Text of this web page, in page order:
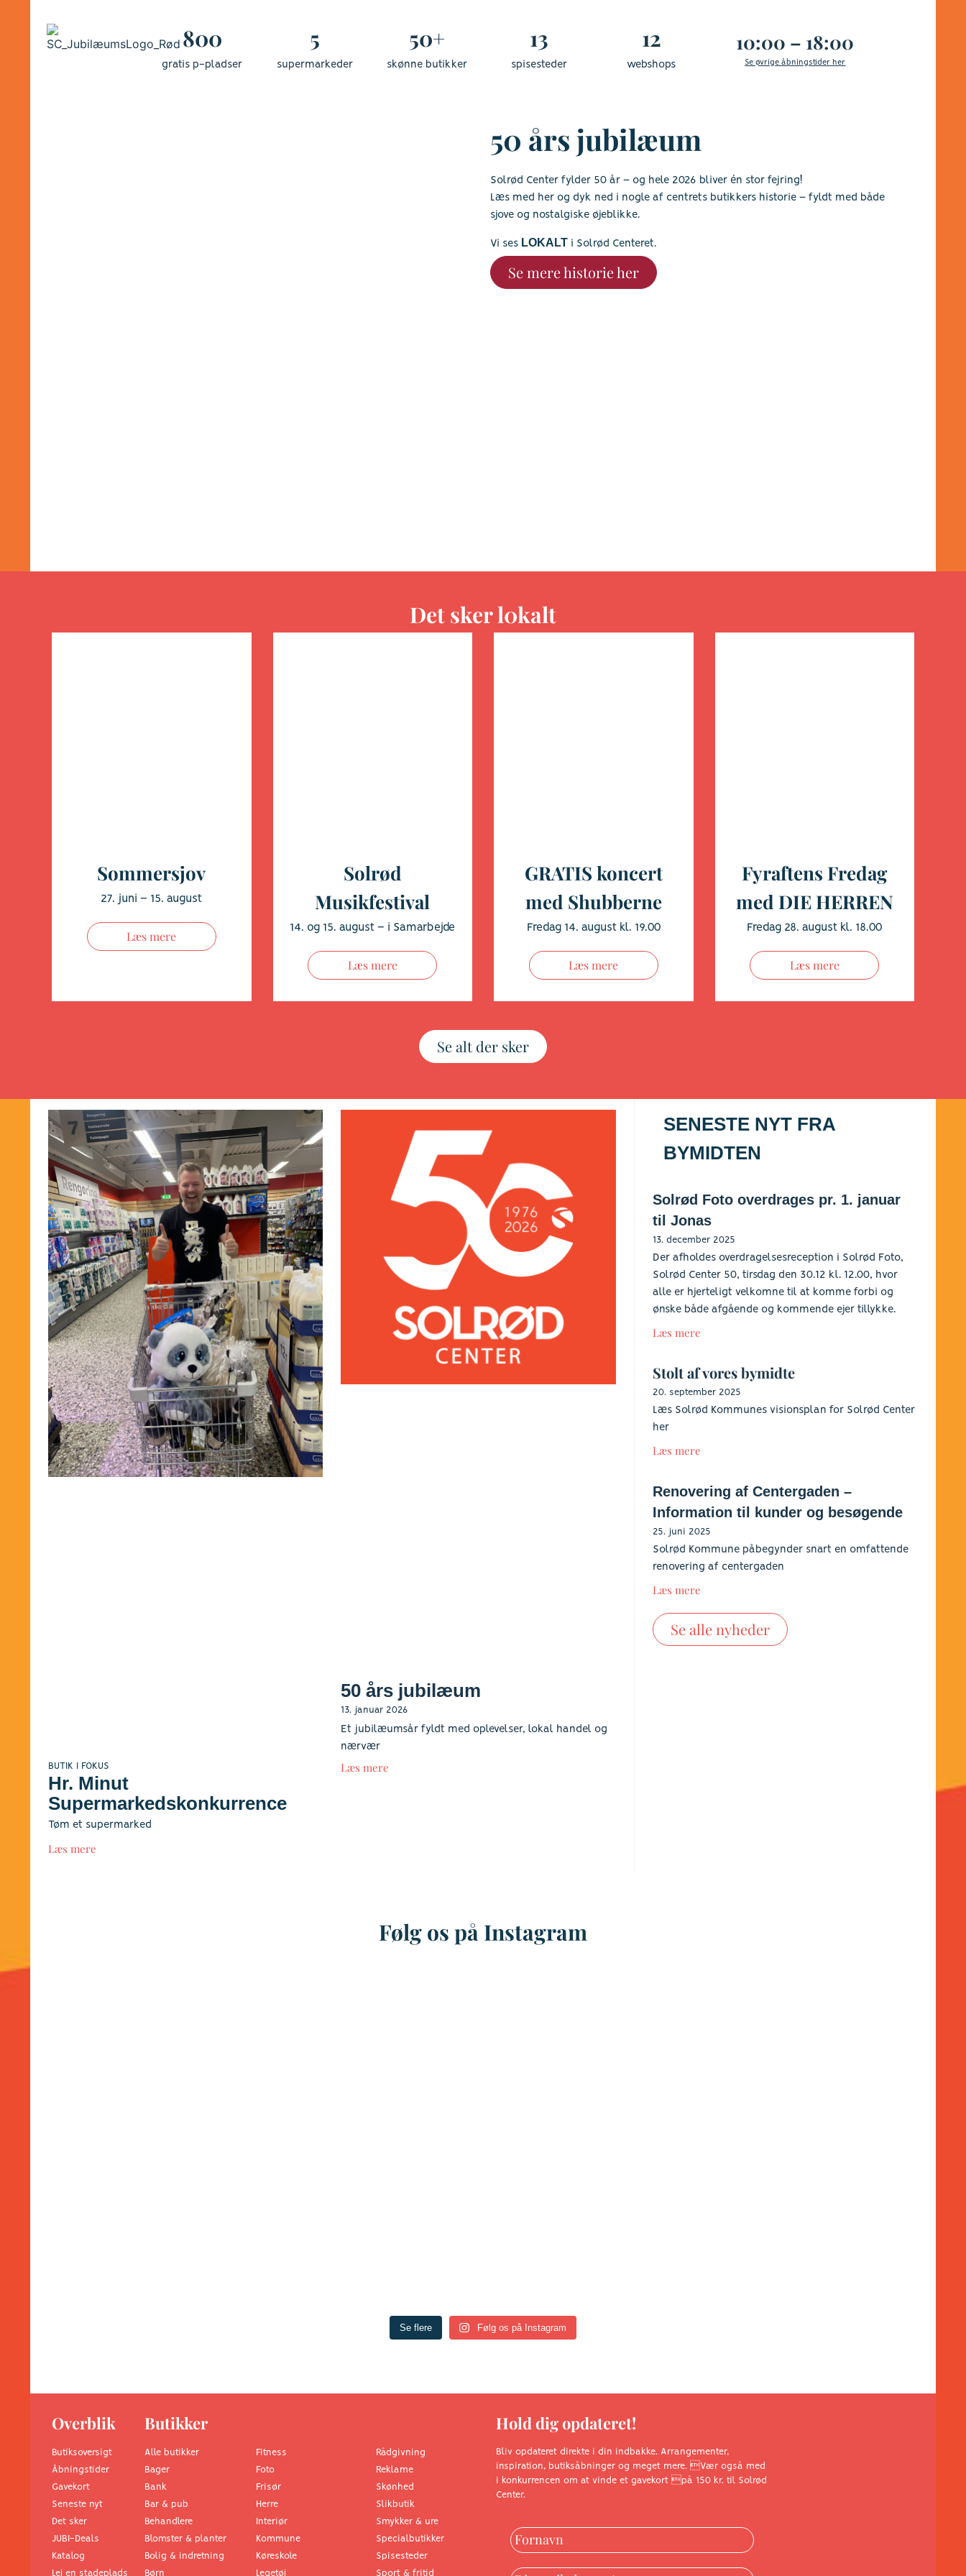
800
gratis p-pladser
5
supermarkeder
50+
skønne butikker
13
spisesteder
12
webshops
10:00 – 18:00
Se øvrige åbningstider her
50 års jubilæum
Solrød Center fylder 50 år – og hele 2026 bliver én stor fejring!
Læs med her og dyk ned i nogle af centrets butikkers historie – fyldt med både
sjove og nostalgiske øjeblikke.
Vi ses LOKALT i Solrød Centeret.
Se mere historie her
Det sker l0kalt
Sommersjov
27. juni – 15. august
Læs mere
Solrød
Musikfestival
14. og 15. august – i Samarbejde
Læs mere
GRATIS koncert
med Shubberne
Fredag 14. august kl. 19.00
Læs mere
Fyraftens Fredag
med DIE HERREN
Fredag 28. august kl. 18.00
Læs mere
Se alt der sker
BUTIK I FOKUS
Hr. Minut
Supermarkedskonkurrence
Tøm et supermarked
Læs mere
50 års jubilæum
13. januar 2026
Et jubilæumsår fyldt med oplevelser, lokal handel og
nærvær
Læs mere
SENESTE NYT FRA
BYMIDTEN
Solrød Foto overdrages pr. 1. januar
til Jonas
13. december 2025
Der afholdes overdragelsesreception i Solrød Foto,
Solrød Center 50, tirsdag den 30.12 kl. 12.00, hvor
alle er hjerteligt velkomne til at komme forbi og
ønske både afgående og kommende ejer tillykke.
Læs mere
Stolt af vores bymidte
20. september 2025
Læs Solrød Kommunes visionsplan for Solrød Center
her
Læs mere
Renovering af Centergaden –
Information til kunder og besøgende
25. juni 2025
Solrød Kommune påbegynder snart en omfattende
renovering af centergaden
Læs mere
Se alle nyheder
Følg os på Instagram
Se flere Følg os på Instagram
Overblik
Butiksoversigt
Åbningstider
Gavekort
Seneste nyt
Det sker
JUBI-Deals
Katalog
Lej en stadeplads
Butikker
Alle butikker
Bager
Bank
Bar & pub
Behandlere
Blomster & planter
Bolig & indretning
Børn
Fitness
Foto
Frisør
Herre
Interiør
Kommune
Køreskole
Legetøj
Rådgivning
Reklame
Skønhed
Slikbutik
Smykker & ure
Specialbutikker
Spisesteder
Sport & fritid
Hold dig opdateret!
Bliv opdateret direkte i din indbakke. Arrangementer,
inspiration, butiksåbninger og meget mere. Vær også med
i konkurrencen om at vinde et gavekort på 150 kr. til Solrød
Center.